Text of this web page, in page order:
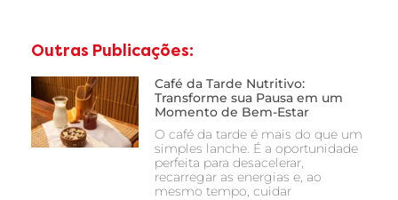
Outras Publicações:
Café da Tarde Nutritivo:
Transforme sua Pausa em um
Momento de Bem-Estar
O café da tarde é mais do que um
simples lanche. É a oportunidade
perfeita para desacelerar,
recarregar as energias e, ao
mesmo tempo, cuidar